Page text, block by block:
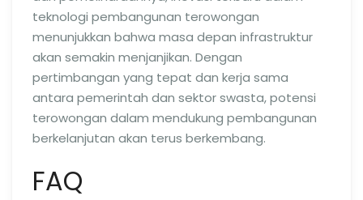
teknologi pembangunan terowongan
menunjukkan bahwa masa depan infrastruktur
akan semakin menjanjikan. Dengan
pertimbangan yang tepat dan kerja sama
antara pemerintah dan sektor swasta, potensi
terowongan dalam mendukung pembangunan
berkelanjutan akan terus berkembang.
FAQ